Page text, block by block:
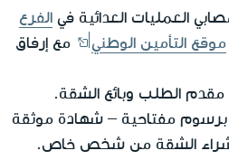
العمليات العدائية في الفرع
موقع التأمين الوطني
مع إرفاق
الطلب وبائع الشقة.
مفتاحية – شهادة موثقة
الشقة من شخص خاص.